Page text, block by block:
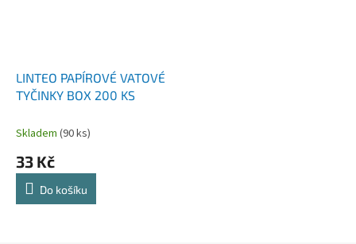
LINTEO PAPÍROVÉ VATOVÉ
TYČINKY BOX 200 KS
Skladem (90 ks)
33 Kč
Do košíku